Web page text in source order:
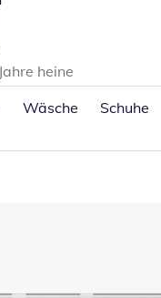
heine
Wäsche Schuhe